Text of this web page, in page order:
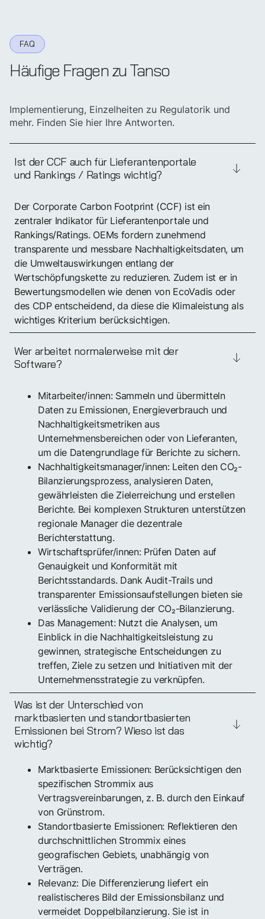
CCF in weniger als 8
Wochen erheben und
wiederkehrendZeit mit
Tanso sparen
Jetzt Tanso entdecken
FAQ
Häufige Fragen zu Tanso
Implementierung, Einzelheiten zu Regulatorik und
mehr. Finden Sie hier Ihre Antworten.
Ist der CCF auch für Lieferantenportale
und Rankings / Ratings wichtig?
Der Corporate Carbon Footprint (CCF) ist ein
zentraler Indikator für Lieferantenportale und
Rankings/Ratings. OEMs fordern zunehmend
transparente und messbare Nachhaltigkeitsdaten, um
die Umweltauswirkungen entlang der
Wertschöpfungskette zu reduzieren. Zudem ist er in
Bewertungsmodellen wie denen von EcoVadis oder
des CDP entscheidend, da diese die Klimaleistung als
wichtiges Kriterium berücksichtigen.
Wer arbeitet normalerweise mit der
Software?
Mitarbeiter/innen: Sammeln und übermitteln
Daten zu Emissionen, Energieverbrauch und
Nachhaltigkeitsmetriken aus
Unternehmensbereichen oder von Lieferanten,
um die Datengrundlage für Berichte zu sichern.
Nachhaltigkeitsmanager/innen: Leiten den CO₂-
Bilanzierungsprozess, analysieren Daten,
gewährleisten die Zielerreichung und erstellen
Berichte. Bei komplexen Strukturen unterstützen
regionale Manager die dezentrale
Berichterstattung.
Wirtschaftsprüfer/innen: Prüfen Daten auf
Genauigkeit und Konformität mit
Berichtsstandards. Dank Audit-Trails und
transparenter Emissionsaufstellungen bieten sie
verlässliche Validierung der CO₂-Bilanzierung.
Das Management: Nutzt die Analysen, um
Einblick in die Nachhaltigkeitsleistung zu
gewinnen, strategische Entscheidungen zu
treffen, Ziele zu setzen und Initiativen mit der
Unternehmensstrategie zu verknüpfen.
Was ist der Unterschied von
marktbasierten und standortbasierten
Emissionen bei Strom? Wieso ist das
wichtig?
Marktbasierte Emissionen: Berücksichtigen den
spezifischen Strommix aus
Vertragsvereinbarungen, z. B. durch den Einkauf
von Grünstrom.
Standortbasierte Emissionen: Reflektieren den
durchschnittlichen Strommix eines
geografischen Gebiets, unabhängig von
Verträgen.
Relevanz: Die Differenzierung liefert ein
realistischeres Bild der Emissionsbilanz und
vermeidet Doppelbilanzierung. Sie ist in